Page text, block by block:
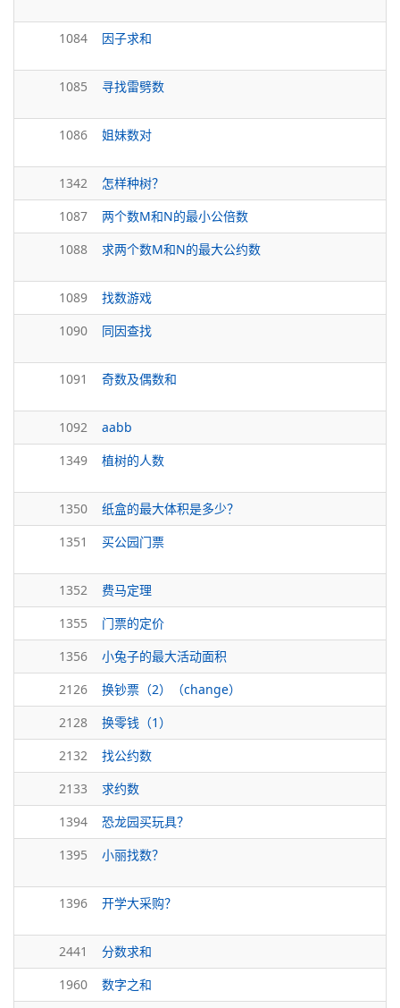
1084 因子求和
1085 寻找雷劈数
1086 姐妹数对
1342
怎样种树？
1087
两个数M和N的最小公倍数
1088
求两个数M和N的最大公约数
1089
找数游戏
1090
同因查找
1091 奇数及偶数和
1092
aabb
1349
植树的人数
1350
纸盒的最大体积是多少？
1351
买公园门票
1352
费马定理
1355
门票的定价
1356
小兔子的最大活动面积
2126
换钞票（2）（change）
2128
换零钱（1）
2132
找公约数
2133
求约数
1394
恐龙园买玩具？
1395
小丽找数？
1396 开学大采购？
2441
分数求和
1960
数字之和